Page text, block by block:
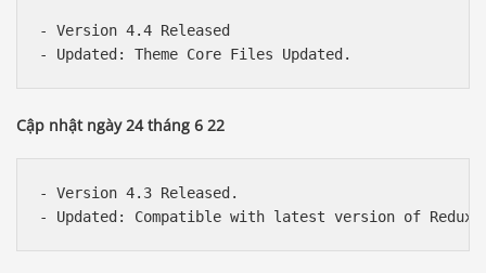
- Version 4.4 Released
Cập nhật ngày 24 tháng 6 22
- Version 4.3 Released.